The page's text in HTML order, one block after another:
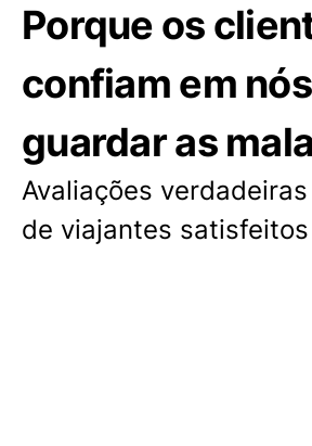
Porque os
confiam em
guardar as
Avaliações
de viajantes satisfeitos